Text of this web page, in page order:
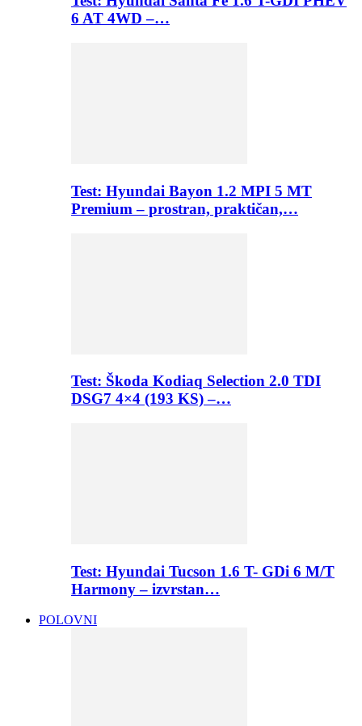
6 AT 4WD –…
Test: Hyundai Bayon 1.2 MPI 5 MT
Premium – prostran, praktičan,…
Test: Škoda Kodiaq Selection 2.0 TDI
DSG7 4×4 (193 KS) –…
Test: Hyundai Tucson 1.6 T- GDi 6 M/T
Harmony – izvrstan…
POLOVNI